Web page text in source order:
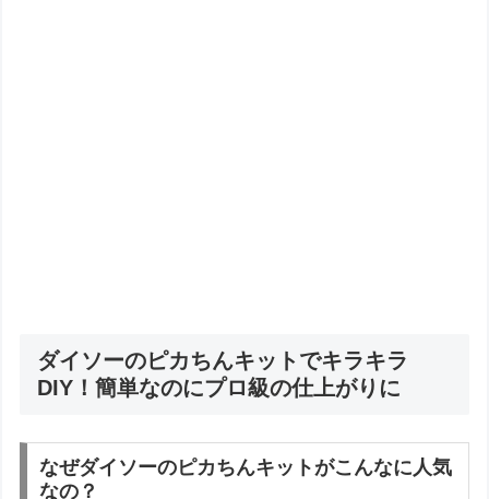
ダイソーのピカちんキットでキラキラ
DIY！簡単なのにプロ級の仕上がりに
なぜダイソーのピカちんキットがこんなに人気
なの？